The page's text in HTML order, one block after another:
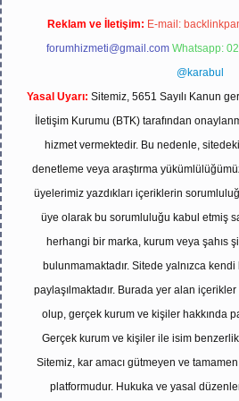
Reklam ve İletişim: E-mail:
forumhizmeti@gmail.com Whatsapp:
@karabul
Yasal Uyarı: Sitemiz, 5651 Sayılı Kanun
İletişim Kurumu (BTK) tarafından
hizmet vermektedir. Bu nedenle,
denetleme veya araştırma
üyelerimiz yazdıkları içeriklerin
üye olarak bu sorumluluğu kabul etmiş
herhangi bir marka, kurum veya şahıs
bulunmamaktadır. Sitede yalnızca kendi
paylaşılmaktadır. Burada yer alan
olup, gerçek kurum ve kişiler hakkında
Gerçek kurum ve kişiler ile isim
Sitemiz, kar amacı gütmeyen ve
platformudur. Hukuka ve yasal